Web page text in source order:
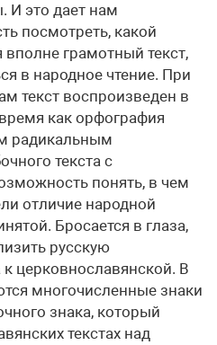
И это дает нам
посмотреть, какой
вполне грамотный текст,
в народное чтение. При
текст воспроизведен в
как орфография
радикальным
текста с
понять, в чем
отличие народной
Бросается в глаза,
русскую
церковнославянской. В
многочисленные знаки
знака, который
текстах над